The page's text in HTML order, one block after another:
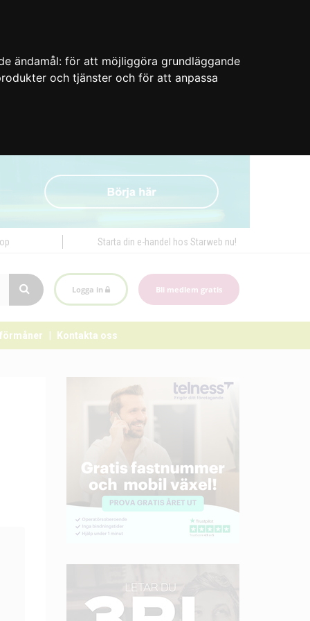
ändamål: för att möjliggöra grundläggande
och tjänster och för att anpassa
Starta din e-handel hos Starweb nu!
Logga in Bli medlem gratis
Kontakta oss